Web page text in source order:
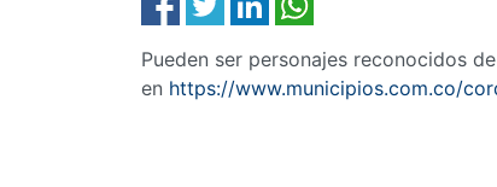
Pueden ser personajes reconocidos
en https://www.municipios.com.co/